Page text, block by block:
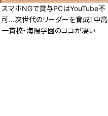
スマホNGで貸与PCはYouTube不
可…次世代のリーダーを育成！中高
一貫校・海陽学園のココが凄い